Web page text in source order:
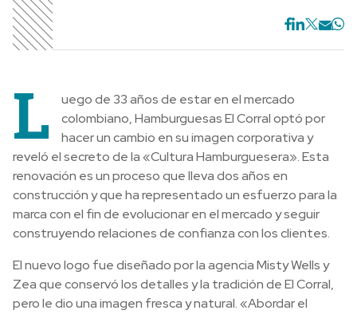
L
uego de 33 años de estar en el mercado
colombiano, Hamburguesas El Corral optó por
hacer un cambio en su imagen corporativa y
reveló el secreto de la «Cultura Hamburguesera». Esta
renovación es un proceso que lleva dos años en
construcción y que ha representado un esfuerzo para la
marca con el fin de evolucionar en el mercado y seguir
construyendo relaciones de confianza con los clientes.
El nuevo logo fue diseñado por la agencia Misty Wells y
Zea que conservó los detalles y la tradición de El Corral,
pero le dio una imagen fresca y natural. «Abordar el